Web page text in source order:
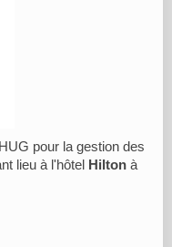
pour la gestion des
lieu à l'hôtel
Hilton à